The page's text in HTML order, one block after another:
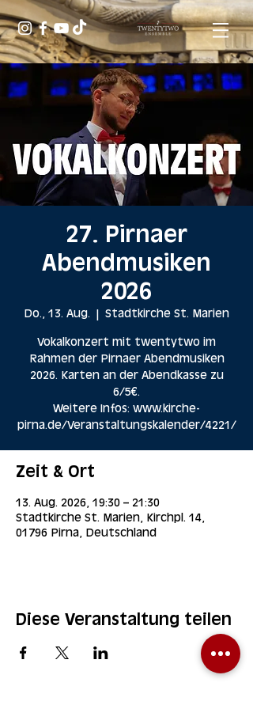
27. Pirnaer
Abendmusiken
2026
Do., 13. Aug. Stadtkirche St. Marien
Vokalkonzert mit twentytwo im
Rahmen der Pirnaer Abendmusiken
2026. Karten an der Abendkasse zu
6/5€.
Weitere Infos: www.kirche-
pirna.de/Veranstaltungskalender/4221/
Zeit & Ort
13. Aug. 2026, 19:30 – 21:30
Stadtkirche St. Marien, Kirchpl. 14,
01796 Pirna, Deutschland
Diese Veranstaltung teilen